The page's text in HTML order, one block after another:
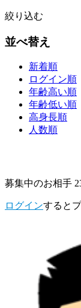
絞り込む
並べ替え
新着順
ログイン順
年齢高い順
年齢低い順
高身長順
人数順
募集中のお相手
ログインすると